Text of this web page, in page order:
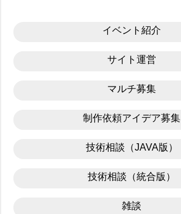
イベント紹介
サイト運営
マルチ募集
制作依頼アイデア募集
技術相談（JAVA版）
技術相談（統合版）
雑談